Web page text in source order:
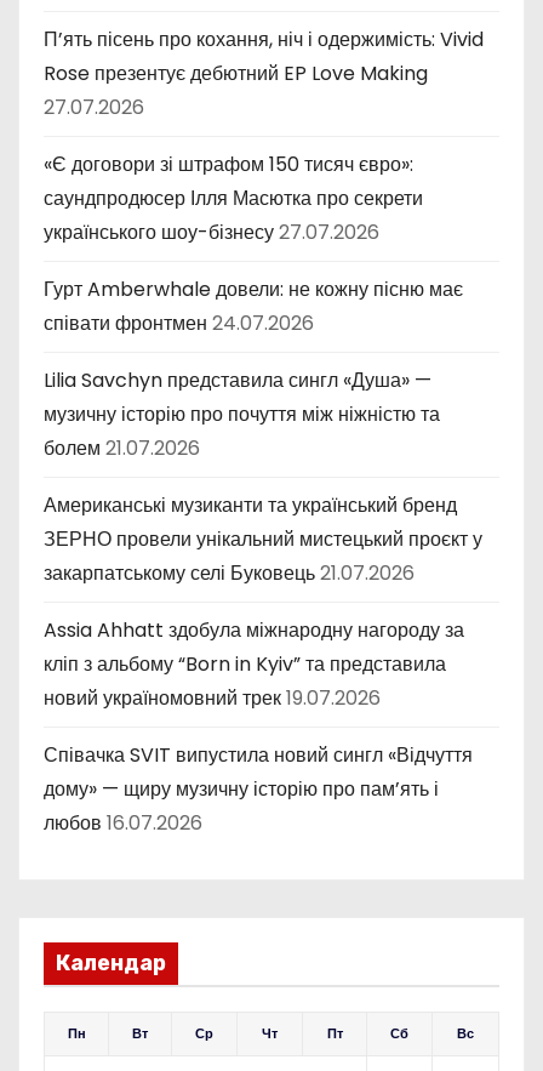
П’ять пісень про кохання, ніч і одержимість: Vivid
Rose презентує дебютний EP Love Making
27.07.2026
«Є договори зі штрафом 150 тисяч євро»:
саундпродюсер Ілля Масютка про секрети
українського шоу-бізнесу27.07.2026
Гурт Amberwhale довели: не кожну пісню має
співати фронтмен 24.07.2026
Lilia Savchyn представила сингл «Душа» —
музичну історію про почуття між ніжністю та
болем 21.07.2026
Американські музиканти та український бренд
ЗЕРНО провели унікальний мистецький проєкт у
закарпатському селі Буковець21.07.2026
Assia Ahhatt здобула міжнародну нагороду за
кліп з альбому “Born in Kyiv” та представила
новий україномовний трек19.07.2026
Співачка SVIT випустила новий сингл «Відчуття
дому» — щиру музичну історію про пам’ять і
любов 16.07.2026
Календар
Пн Вт Ср Чт Пт Сб Вс